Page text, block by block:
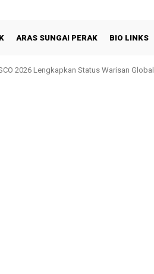
ARAS SUNGAI PERAK BIO LINKS
2026 Lengkapkan Status Warisan Global